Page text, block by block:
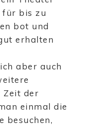
für bis zu
bot und
erhalten
aber auch
Zeit der
einmal die
besuchen,